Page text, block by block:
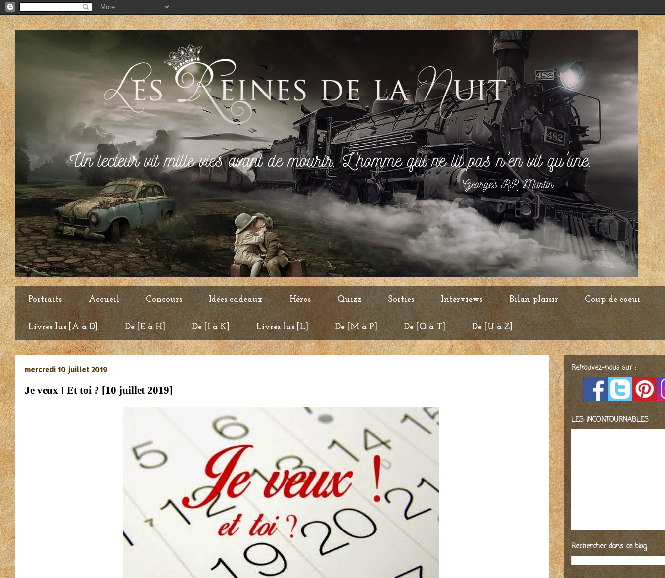
Portraits Accueil Concours Idées cadeaux Héros Quizz Sorties Interviews Bilan plaisir Coup de coeur
Livres lus [A à D] De [E à H] De [I à K] Livres lus [L] De [M à P] De [Q à T] De [U à Z]
mercredi 10 juillet 2019
Je veux ! Et toi ? [10 juillet 2019]
Retrouvez-nous sur :
LES INCONTOURNABLES
Rechercher dans ce blog